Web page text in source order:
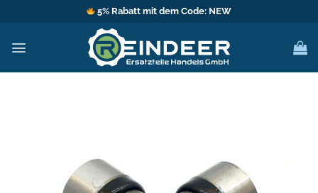
springen
5% Rabatt mit dem Code: NEW